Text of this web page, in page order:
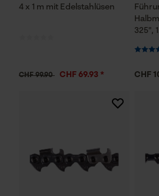
4 x 1 m mit Edelstahlüsen
CHF 99.90 CHF 69.93 *
325",
CHF
Notwendige Cookies
Econda Tag